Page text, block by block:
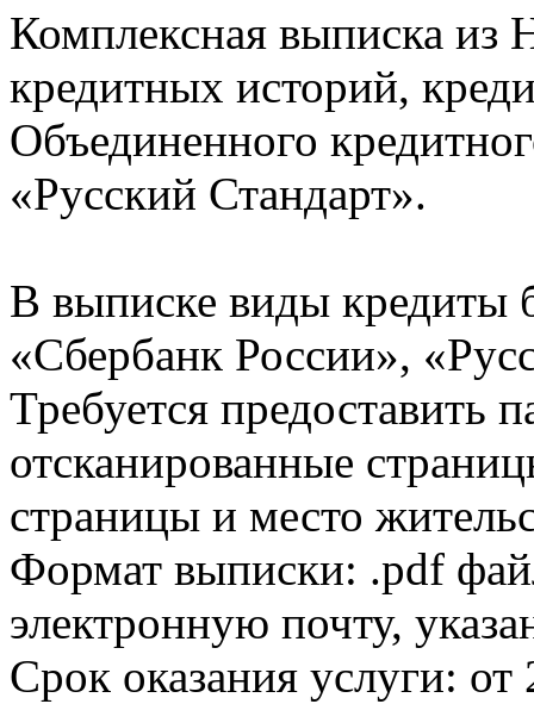
Комплексная выписка из
кредитных историй,
Объединенного
«Русский Стандарт».
В выписке виды кредиты
«Сбербанк России»,
Требуется предоставить
отсканированные
страницы и место
Формат выписки: .pdf
электронную почту,
Срок оказания услуги: от